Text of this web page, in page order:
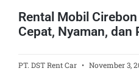
Rental Mobil
Cepat, Nyaman, dan
PT. DST Rent Car November 3,